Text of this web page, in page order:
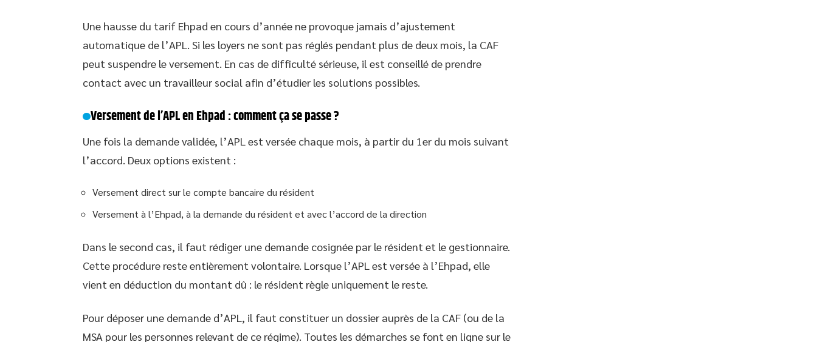
Une hausse du tarif Ehpad en cours d’année ne provoque jamais d’ajustement
automatique de l’APL. Si les loyers ne sont pas réglés pendant plus de deux mois, la CAF
peut suspendre le versement. En cas de difficulté sérieuse, il est conseillé de prendre
contact avec un travailleur social afin d’étudier les solutions possibles.
Versement de l’APL en Ehpad : comment ça se passe ?
Une fois la demande validée, l’APL est versée chaque mois, à partir du 1er du mois suivant
l’accord. Deux options existent :
Versement direct sur le compte bancaire du résident
Versement à l’Ehpad, à la demande du résident et avec l’accord de la direction
Dans le second cas, il faut rédiger une demande cosignée par le résident et le gestionnaire.
Cette procédure reste entièrement volontaire. Lorsque l’APL est versée à l’Ehpad, elle
vient en déduction du montant dû : le résident règle uniquement le reste.
Pour déposer une demande d’APL, il faut constituer un dossier auprès de la CAF (ou de la
MSA pour les personnes relevant de ce régime). Toutes les démarches se font en ligne sur le